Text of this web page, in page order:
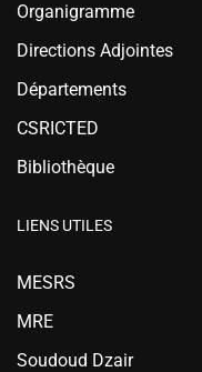
Organigramme
Directions Adjointes
Départements
CSRICTED
Bibliothèque
LIENS UTILES
MESRS
MRE
Soudoud Dzair